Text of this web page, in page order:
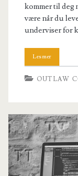
kommer til deg
være når du
underviser for
OUTLAW